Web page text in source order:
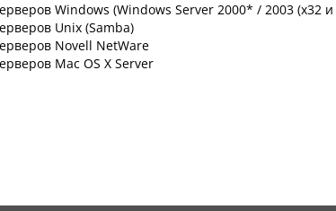
Windows (Windows Server 2000* / 2003 (х32
Unix (Samba)
Novell NetWare
Mac OS X Server